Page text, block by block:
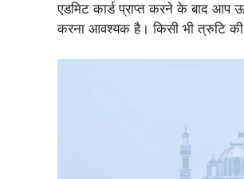
एडमिट कार्ड प्राप्त करने के बाद आप
करना आवश्यक है। किसी भी त्रुटि की